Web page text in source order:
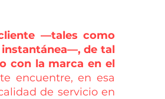
—tales como
de tal
con la marca en el
encuentre, en esa
de servicio en